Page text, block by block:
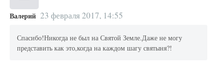
Валерий 23 февраля 2017, 14:55
Спасибо!Никогда не был на Святой Земле.Даже не могу
представить как это,когда на каждом шагу святыня?!